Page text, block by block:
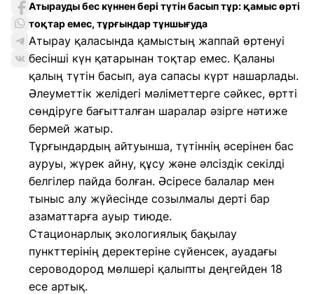
Атырауды бес күннен бері түтін басып тұр: қамыс өрті
тоқтар емес, тұрғындар тұншығуда
Атырау қаласында қамыстың жаппай өртенуі
бесінші күн қатарынан тоқтар емес. Қаланы
қалың түтін басып, ауа сапасы күрт нашарлады.
Әлеуметтік желідегі мәліметтерге сәйкес, өртті
сөндіруге бағытталған шаралар әзірге нәтиже
бермей жатыр.
Тұрғындардың айтуынша, түтіннің әсерінен бас
ауруы, жүрек айну, құсу және әлсіздік секілді
белгілер пайда болған. Әсіресе балалар мен
тыныс алу жүйесінде созылмалы дерті бар
азаматтарға ауыр тиюде.
Стационарлық экологиялық бақылау
пункттерінің деректеріне сүйенсек, ауадағы
сероводород мөлшері қалыпты деңгейден 18
есе артық.